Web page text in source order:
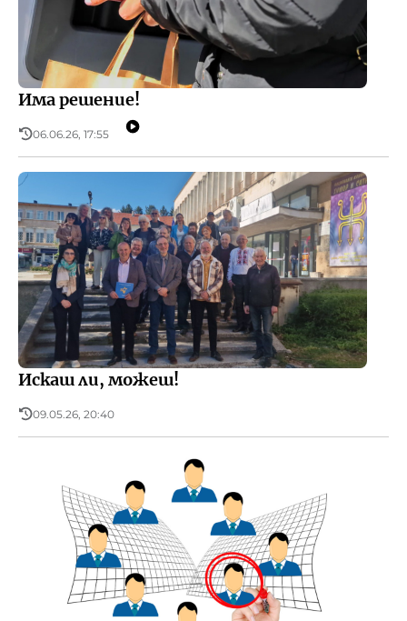
Има решение!
06.06.26, 17:55
Искаш ли, можеш!
09.05.26, 20:40